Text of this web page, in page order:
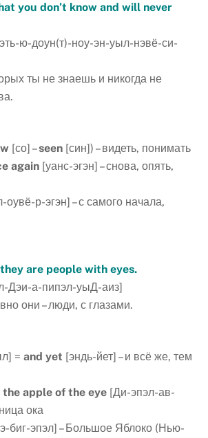
you don’t know and will never
ю-доун(т)-ноу-эн-уыл-нэвё-си-
ты не знаешь и никогда не
[со] –seen [син]) – видеть, понимать
again [уанс-эгэн] – снова, опять,
оувё-р-эгэн] – с самого начала,
are people with eyes.
Дэи-а-пипэл-уыД-аиз]
они – люди, с глазами.
=and yet [эндь-йет] – и всё же, тем
the apple of the eye [Ди-эпэл-ав-
ока
биг-эпэл] – Большое Яблоко (Нью-